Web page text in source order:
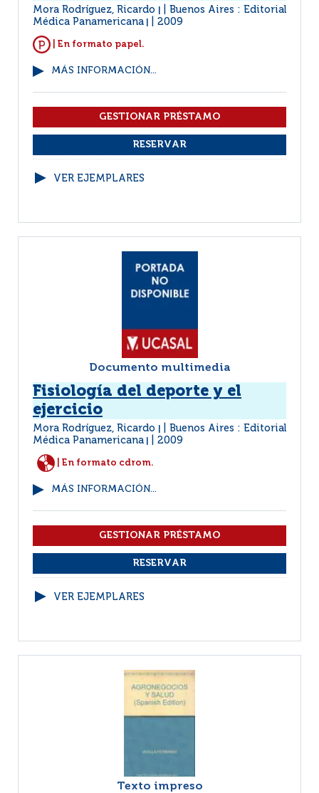
Mora Rodríguez, Ricardo
Buenos Aires : Editorial
Médica Panamericana
2009
| En formato papel.
MÁS INFORMACIÓN...
VER EJEMPLARES
Documento multimedia
Fisiología del deporte y el
ejercicio
Mora Rodríguez, Ricardo
Buenos Aires : Editorial
Médica Panamericana
2009
| En formato cdrom.
MÁS INFORMACIÓN...
VER EJEMPLARES
Texto impreso